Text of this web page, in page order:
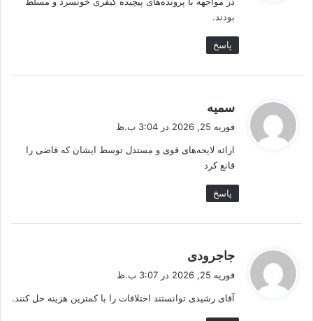
:
بودند.
پاسخ
سمیه
:
فوریه 25, 2026 در 3:04 ب.ظ
ارائه لایحه‌های قوی و مستدل توسط ایشان که قاضی را
قانع کرد
پاسخ
جاجرودی
:
فوریه 25, 2026 در 3:07 ب.ظ
آقای رشیدی توانستند اختلافات را با کمترین هزینه حل کنند.